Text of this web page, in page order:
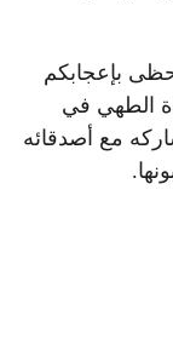
بإعجابكم
الطهي في
مع أصدقائه